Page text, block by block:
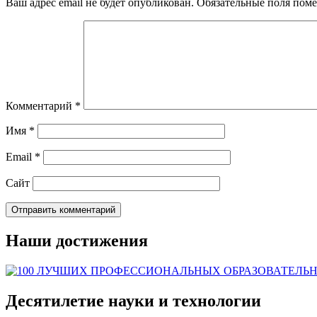
Ваш адрес email не будет опубликован. Обязательные поля
Комментарий *
Имя *
Email *
Сайт
Наши достижения
Десятилетие науки и технологии